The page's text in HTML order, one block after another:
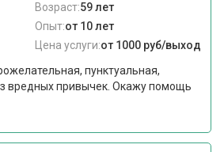
Возраст:59 лет
Опыт:от 10 лет
Цена услуги:от 1000 руб/выход
пунктуальная,
вредных привычек. Окажу помощь